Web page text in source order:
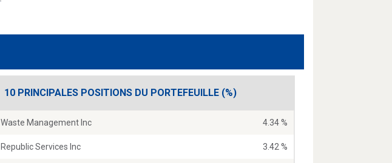
10 PRINCIPALES POSITIONS DU PORTEFEUILLE (%)
Waste Management Inc 4.34 %
Republic Services Inc 3.42 %